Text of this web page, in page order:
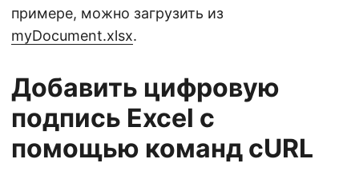
примере, можно загрузить из
myDocument.xlsx.
Добавить цифровую
подпись Excel с
помощью команд cURL